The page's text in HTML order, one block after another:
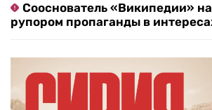
Сооснователь «Википедии»
рупором пропаганды в